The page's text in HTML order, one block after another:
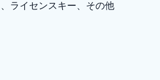
ライセンスキー、その他